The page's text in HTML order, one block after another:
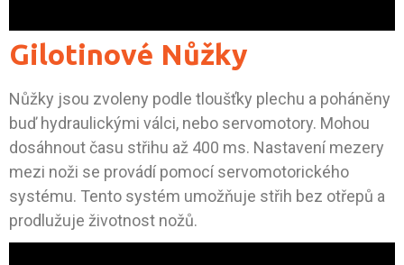
Gilotinové Nůžky
Nůžky jsou zvoleny podle tloušťky plechu a poháněny
buď hydraulickými válci, nebo servomotory. Mohou
dosáhnout času střihu až 400 ms. Nastavení mezery
mezi noži se provádí pomocí servomotorického
systému. Tento systém umožňuje střih bez otřepů a
prodlužuje životnost nožů.